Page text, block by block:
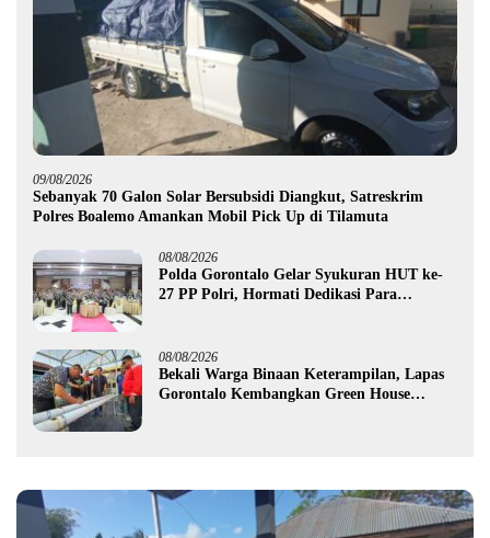
09/08/2026
Sebanyak 70 Galon Solar Bersubsidi Diangkut, Satreskrim
Polres Boalemo Amankan Mobil Pick Up di Tilamuta
08/08/2026
Polda Gorontalo Gelar Syukuran HUT ke-
27 PP Polri, Hormati Dedikasi Para
08/08/2026
Bekali Warga Binaan Keterampilan, Lapas
Gorontalo Kembangkan Green House